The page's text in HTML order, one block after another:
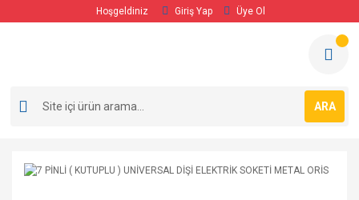
Hoşgeldiniz Giriş Yap Üye Ol
ARA